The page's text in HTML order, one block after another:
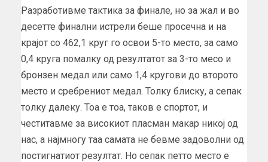
Разработивме тактика за финале, но за жал и во
десетте финални истрели беше просечна и на
крајот со 462,1 круг го освои 5-то место, за само
0,4 круга помалку од резултатот за 3-то месо и
бронзен медал или само 1,4 кругови до второто
место и сребрениот медал. Толку блиску, а сепак
толку далеку. Тоа е тоа, таков е спортот, и
честитавме за високиот пласман макар никој од
нас, а најмногу таа самата не бевме задоволни од
постигнатиот резултат. Но сепак петто место е